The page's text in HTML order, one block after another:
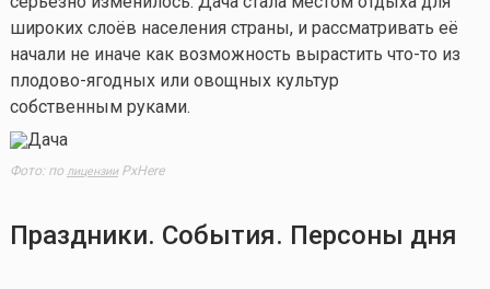
широких слоёв населения страны, и рассматривать её
начали не иначе как возможность вырастить что-то из
плодово-ягодных или овощных культур
собственным руками.
Фото: по лицензииPxHere
Праздники. События. Персоны дня